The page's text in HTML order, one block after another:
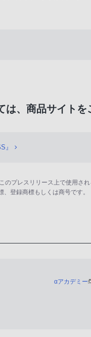
、商品サイトを
』
のプレスリリース上で使用さ
登録商標もしくは商号です。
αアカデミー